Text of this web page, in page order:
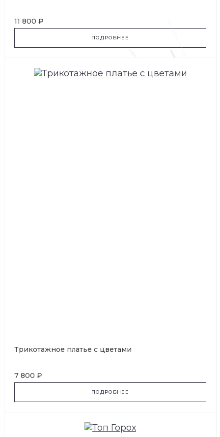
11 800 ₽
ПОДРОБНЕЕ
Трикотажное платье с цветами
7 800 ₽
ПОДРОБНЕЕ